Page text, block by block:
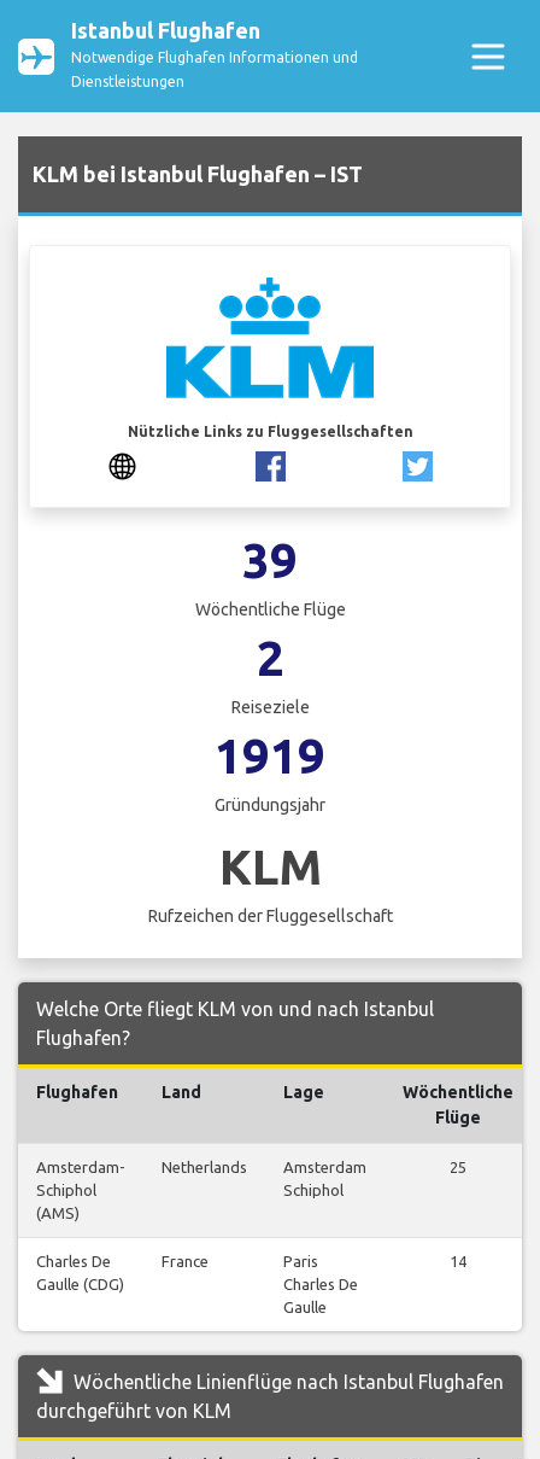
Istanbul Flughafen
Notwendige Flughafen Informationen und
Dienstleistungen
KLM bei Istanbul Flughafen – IST
Nützliche Links zu Fluggesellschaften
39
Wöchentliche Flüge
2
Reiseziele
1919
Gründungsjahr
KLM
Rufzeichen der Fluggesellschaft
Welche Orte fliegt KLM von und nach Istanbul
Flughafen?
Flughafen Land Lage
Wöchentliche
Flüge
Amsterdam-
Schiphol
(AMS)
Netherlands
Amsterdam
Schiphol
25
Charles De
Gaulle (CDG)
France
Paris
Charles De
Gaulle
14
Wöchentliche Linienflüge nach Istanbul Flughafen
durchgeführt von KLM